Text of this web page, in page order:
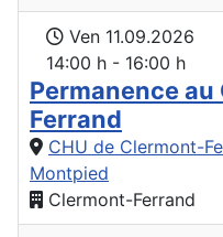
Ven 11.09.2026
14:00 h - 16:00 h
Permanence au
Ferrand
CHU de Clermont-
Montpied
Clermont-Ferrand